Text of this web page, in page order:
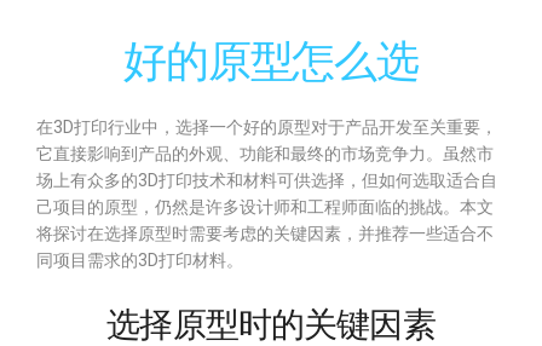
好的原型怎么选
在3D打印行业中，选择一个好的原型对于产品开发至关重要，
它直接影响到产品的外观、功能和最终的市场竞争力。虽然市
场上有众多的3D打印技术和材料可供选择，但如何选取适合自
己项目的原型，仍然是许多设计师和工程师面临的挑战。本文
将探讨在选择原型时需要考虑的关键因素，并推荐一些适合不
同项目需求的3D打印材料。
选择原型时的关键因素